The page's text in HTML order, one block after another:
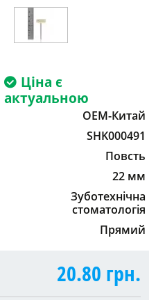
Ціна є
актуальною
OEM-Китай
SHK000491
Повсть
22 мм
Зуботехнічна
стоматологія
Прямий
20.80 грн.